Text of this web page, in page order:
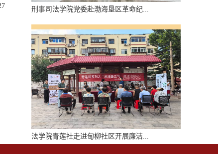
刑事司法学院党委赴渤海垦区革命纪...
法学院青莲社走进甸柳社区开展廉洁...